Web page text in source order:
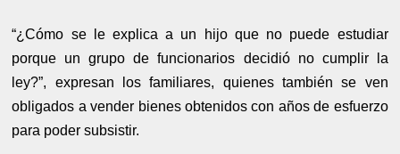
“¿Cómo se le explica a un hijo que no puede estudiar
porque un grupo de funcionarios decidió no cumplir la
ley?”, expresan los familiares, quienes también se ven
obligados a vender bienes obtenidos con años de esfuerzo
para poder subsistir.